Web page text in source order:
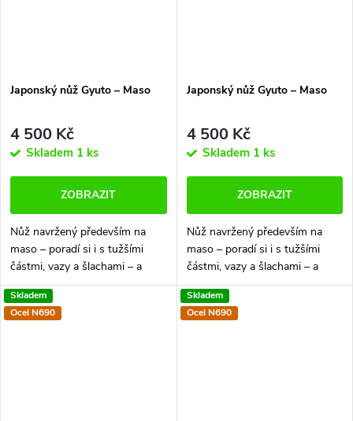
Japonský nůž Gyuto –⁠⁠⁠⁠⁠⁠ Maso
4 500 Kč
Skladem 1 ks
ZOBRAZIT
Nůž navržený především na
maso – poradí si i s tužšími
částmi, vazy a šlachami – a
zároveň bez problémů zastane
krájení zeleniny. Spojení
prémiových materiálů a ruční
Japonský nůž Gyuto –⁠⁠⁠⁠⁠⁠ Maso
4 500 Kč
Skladem 1 ks
ZOBRAZIT
Nůž navržený především na
maso – poradí si i s tužšími
částmi, vazy a šlachami – a
zároveň bez problémů zastane
krájení zeleniny. Spojení
prémiových materiálů a ruční
Skladem
Ocel N690
Skladem
Ocel N690